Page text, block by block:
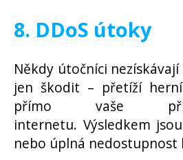
8. DDoS útoky
Někdy útočníci
jen škodit – přetíží
přímo vaše
internetu. Výsledkem
nebo úplná nedostupnost